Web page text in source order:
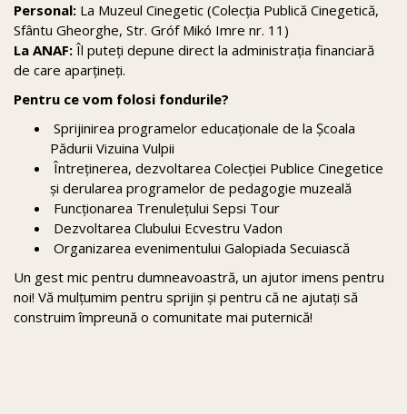
Personal: La Muzeul Cinegetic (Colecția Publică Cinegetică,
Sfântu Gheorghe, Str. Gróf Mikó Imre nr. 11)
La ANAF: Îl puteți depune direct la administrația financiară
de care aparțineți.
Pentru ce vom folosi fondurile?
Sprijinirea programelor educaționale de la Școala
Pădurii Vizuina Vulpii
Întreținerea, dezvoltarea Colecției Publice Cinegetice
și derularea programelor de pedagogie muzeală
Funcționarea Trenulețului Sepsi Tour
Dezvoltarea Clubului Ecvestru Vadon
Organizarea evenimentului Galopiada Secuiască
Un gest mic pentru dumneavoastră, un ajutor imens pentru
noi! Vă mulțumim pentru sprijin și pentru că ne ajutați să
construim împreună o comunitate mai puternică!